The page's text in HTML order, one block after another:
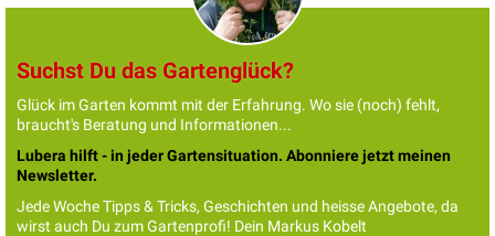
Suchst Du das Gartenglück?
Glück im Garten kommt mit der Erfahrung. Wo sie (noch) fehlt,
braucht's Beratung und Informationen...
Lubera hilft - in jeder Gartensituation. Abonniere jetzt meinen
Newsletter.
Jede Woche Tipps & Tricks, Geschichten und heisse Angebote, da
wirst auch Du zum Gartenprofi! Dein Markus Kobelt